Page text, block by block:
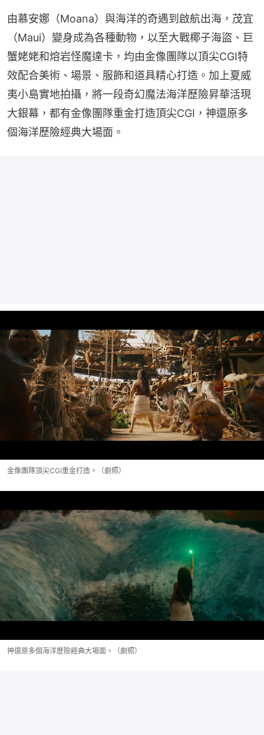
由慕安娜（Moana）與海洋的奇遇到啟航出海，茂宜
（Maui）變身成為各種動物，以至大戰椰子海盜、巨
蟹姥姥和熔岩怪魔達卡，均由金像團隊以頂尖CGI特
效配合美術、場景、服飾和道具精心打造。加上夏威
夷小島實地拍攝，將一段奇幻魔法海洋歷險昇華活現
大銀幕，都有金像團隊重金打造頂尖CGI，神還原多
個海洋歷險經典大場面。
金像團隊頂尖CGI重金打造。（劇照）
神還原多個海洋歷險經典大場面。（劇照）